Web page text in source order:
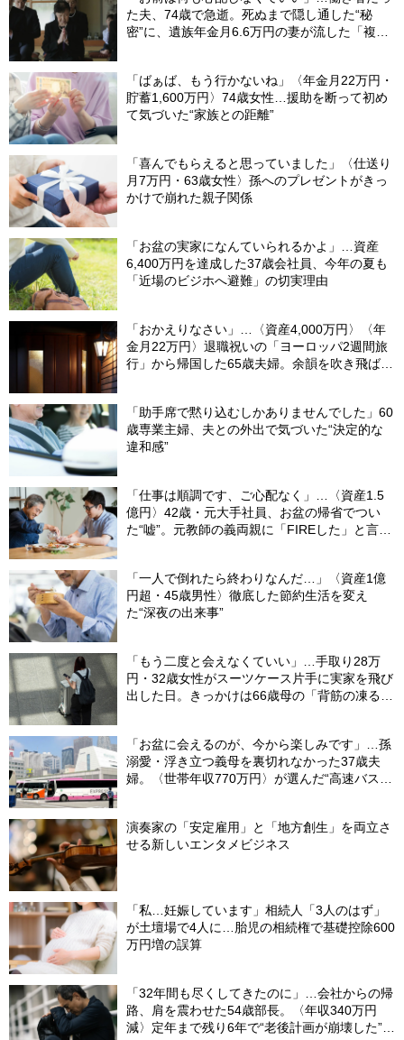
た夫、74歳で急逝。死ぬまで隠し通した“秘
密”に、遺族年金月6.6万円の妻が流した「複雑
「ばぁば、もう行かないね」〈年金月22万円・
貯蓄1,600万円〉74歳女性…援助を断って初め
て気づいた“家族との距離”
「喜んでもらえると思っていました」〈仕送り
月7万円・63歳女性〉孫へのプレゼントがきっ
かけで崩れた親子関係
「お盆の実家になんていられるかよ」…資産
6,400万円を達成した37歳会社員、今年の夏も
「近場のビジホへ避難」の切実理由
「おかえりなさい」…〈資産4,000万円〉〈年
金月22万円〉退職祝いの「ヨーロッパ2週間旅
行」から帰国した65歳夫婦。余韻を吹き飛ばし
「助手席で黙り込むしかありませんでした」60
歳専業主婦、夫との外出で気づいた“決定的な
違和感”
「仕事は順調です、ご心配なく」…〈資産1.5
億円〉42歳・元大手社員、お盆の帰省でつい
た“嘘”。元教師の義両親に「FIREした」と言え
「一人で倒れたら終わりなんだ…」〈資産1億
円超・45歳男性〉徹底した節約生活を変え
た“深夜の出来事”
「もう二度と会えなくていい」…手取り28万
円・32歳女性がスーツケース片手に実家を飛び
出した日。きっかけは66歳母の「背筋の凍る一
「お盆に会えるのが、今から楽しみです」…孫
溺愛・浮き立つ義母を裏切れなかった37歳夫
婦。〈世帯年収770万円〉が選んだ“高速バス帰
演奏家の「安定雇用」と「地方創生」を両立さ
せる新しいエンタメビジネス
「私…妊娠しています」相続人「3人のはず」
が土壇場で4人に…胎児の相続権で基礎控除600
万円増の誤算
「32年間も尽くしてきたのに」…会社からの帰
路、肩を震わせた54歳部長。〈年収340万円
減〉定年まで残り6年で“老後計画が崩壊した”ワ